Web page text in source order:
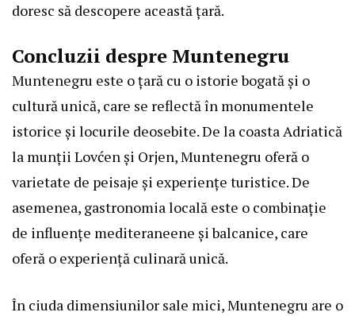
doresc să descopere această țară.
Concluzii despre Muntenegru
Muntenegru este o țară cu o istorie bogată și o
cultură unică, care se reflectă în monumentele
istorice și locurile deosebite. De la coasta Adriatică
la munții Lovćen și Orjen, Muntenegru oferă o
varietate de peisaje și experiențe turistice. De
asemenea, gastronomia locală este o combinație
de influențe mediteraneene și balcanice, care
oferă o experiență culinară unică.
În ciuda dimensiunilor sale mici, Muntenegru are o